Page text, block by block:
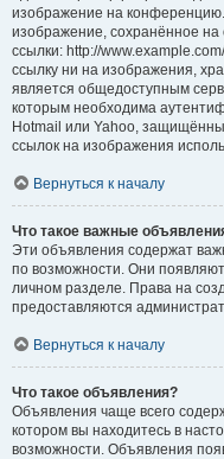
изображение на
изображение, сохранённое
ссылки: http://
ссылку ни на изображения,
является общедоступным
которым необходима
Hotmail или Yahoo,
ссылок на изображения
Вернуться к началу
Что такое важные
Эти объявления содержат
по возможности. Они
личном разделе. Права на
предоставляются
Вернуться к началу
Что такое объявления?
Объявления чаще всего
котором вы находитесь в
возможности. Объявления